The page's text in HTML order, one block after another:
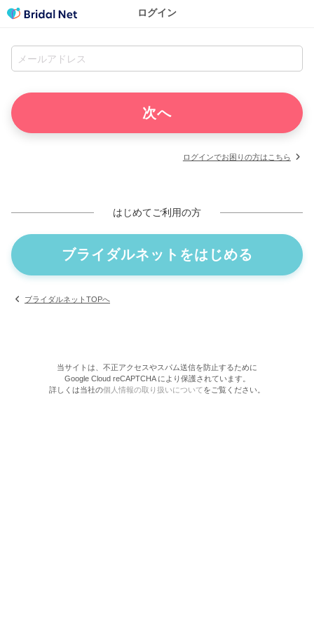
ログイン
ログインでお困りの方はこちら
はじめてご利用の方
ブライダルネットをはじめる
ブライダルネットTOPへ
当サイトは、不正アクセスやスパム送信を防止するために
Google Cloud reCAPTCHA により保護されています。
詳しくは当社の個人情報の取り扱いについてをご覧ください。